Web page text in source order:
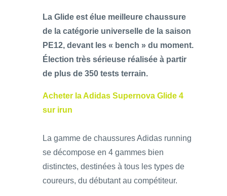
La Glide est élue meilleure chaussure
de la catégorie universelle de la saison
PE12, devant les « bench » du moment.
Élection très sérieuse réalisée à partir
de plus de 350 tests terrain.
Acheter la Adidas Supernova Glide 4
sur irun
La gamme de chaussures Adidas running
se décompose en 4 gammes bien
distinctes, destinées à tous les types de
coureurs, du débutant au compétiteur.